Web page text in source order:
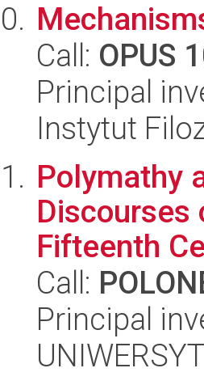
Call: OPUS
Principal
Instytut
Polymathy
Discourses
Fifteenth
Call:
Principal